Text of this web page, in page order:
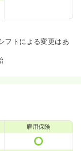
フトによる変更はあ
雇用保険